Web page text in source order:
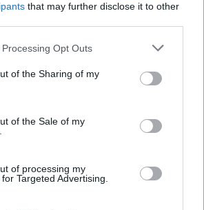
that may further disclose it to other
website/app uses one or more Google
or usage behaviour. You may click to
to Google and its third-party tags to
specified purposes in below Google
Opt Outs
of the Sharing of my
of the Sale of my
of processing my
Targeted Advertising.
il racconto della riabilitazione e il